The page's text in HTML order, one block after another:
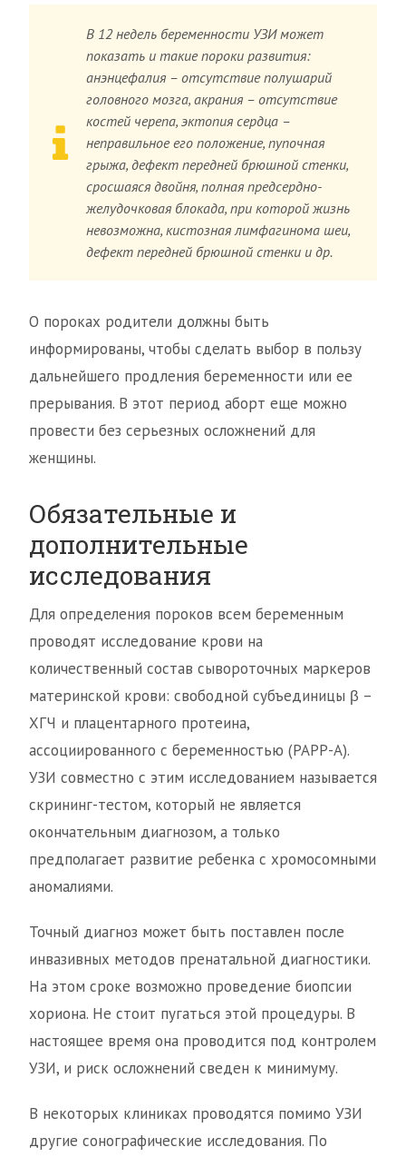
В 12 недель беременности УЗИ может
показать и такие пороки развития:
анэнцефалия – отсутствие полушарий
головного мозга, акрания – отсутствие
костей черепа, эктопия сердца –
неправильное его положение, пупочная
грыжа, дефект передней брюшной стенки,
сросшаяся двойня, полная предсердно-
желудочковая блокада, при которой жизнь
невозможна, кистозная лимфагинома шеи,
дефект передней брюшной стенки и др.
О пороках родители должны быть
информированы, чтобы сделать выбор в пользу
дальнейшего продления беременности или ее
прерывания. В этот период аборт еще можно
провести без серьезных осложнений для
женщины.
Обязательные и
дополнительные
исследования
Для определения пороков всем беременным
проводят исследование крови на
количественный состав сывороточных маркеров
материнской крови: свободной субъединицы β –
ХГЧ и плацентарного протеина,
ассоциированного с беременностью (PAPP-A).
УЗИ совместно с этим исследованием называется
скрининг-тестом, который не является
окончательным диагнозом, а только
предполагает развитие ребенка с хромосомными
аномалиями.
Точный диагноз может быть поставлен после
инвазивных методов пренатальной диагностики.
На этом сроке возможно проведение биопсии
хориона. Не стоит пугаться этой процедуры. В
настоящее время она проводится под контролем
УЗИ, и риск осложнений сведен к минимуму.
В некоторых клиниках проводятся помимо УЗИ
другие сонографические исследования. По